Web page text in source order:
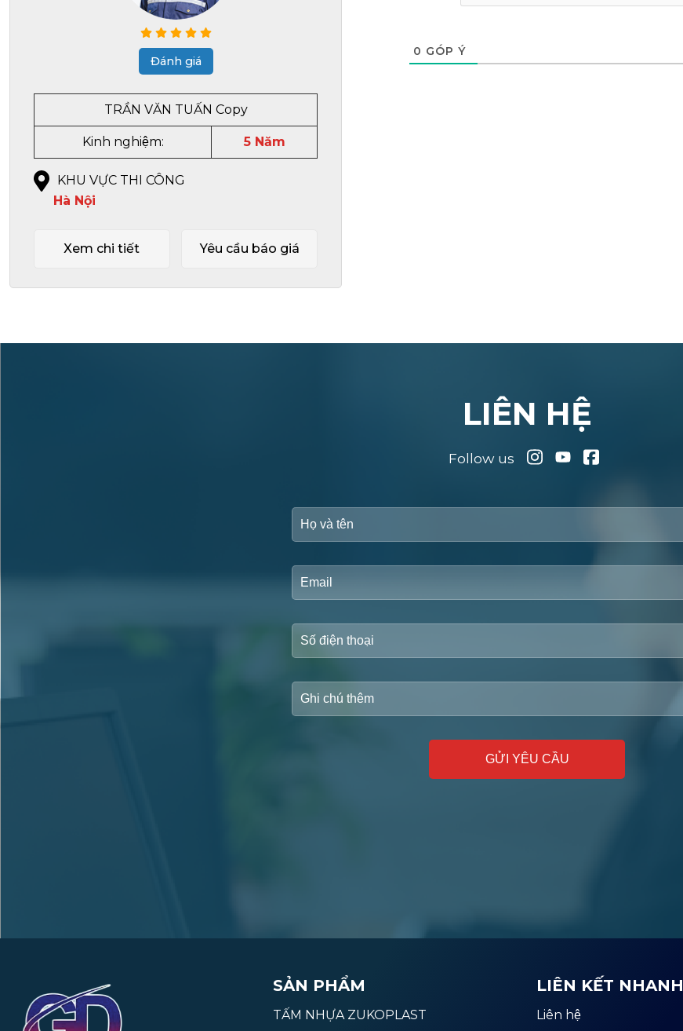
Đánh giá
TRẦN VĂN TUẤN Copy
Kinh nghiệm: 5 Năm
KHU VỰC THI CÔNG
Hà Nội
Xem chi tiết Yêu cầu báo giá
0 GÓP Ý
LIÊN HỆ
Follow us
SẢN PHẨM
TẤM NHỰA ZUKOPLAST
LIÊN KẾT NHANH
Liên hệ